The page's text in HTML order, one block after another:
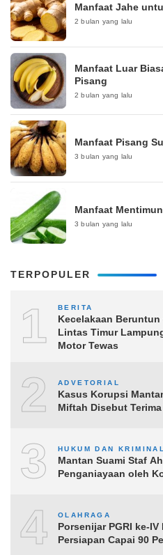
Manfaat Jahe
2 bulan yang lalu
Manfaat Luar
Pisang
2 bulan yang lalu
Manfaat Pisang
3 bulan yang lalu
Manfaat
3 bulan yang lalu
TERPOPULER
1 BERITA
Kecelakaan
Lintas Timur
Motor Tewas
2 ADVETORIAL
Kasus Korupsi
Miftah Disebut
3 HUKUM DAN KRIMINAL
Mantan Suami Staf
Penganiayaan oleh
4 OLAHRAGA
Porsenijar PGRI ke-IV
Persiapan Capai 90